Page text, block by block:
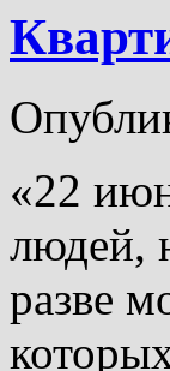
«22
людей,
разве